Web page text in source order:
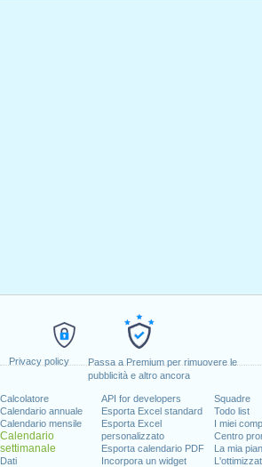
Privacy policy
Passa a Premium per rimuovere le
pubblicità e altro ancora
Calcolatore
Calendario annuale
Calendario mensile
Calendario
settimanale
Dati
API for developers
Esporta Excel standard
Esporta Excel
personalizzato
Esporta calendario PDF
Incorpora un widget
Squadre
Todo list
I miei
Centro
La mia